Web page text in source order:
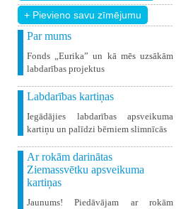
+ Pievieno savu zīmējumu
Par mums
Fonds „Eurika” un kā mēs uzsākām
labdarības projektus
Labdarības kartiņas
Iegādājies labdarības apsveikuma
kartiņu un palīdzi bērniem slimnīcās
Ar rokām darinātas
Ziemassvētku apsveikuma
kartiņas
Jaunums! Piedāvājam ar rokām